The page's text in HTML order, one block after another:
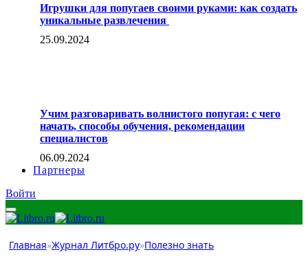
Игрушки для попугаев своими руками: как создать
уникальные развлечения
25.09.2024
Учим разговаривать волнистого попугая: с чего
начать, способы обучения, рекомендации
специалистов
06.09.2024
Партнеры
Войти
Главная»Журнал Литбро.ру»Полезно знать